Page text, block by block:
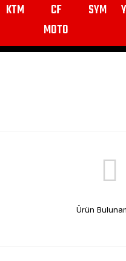
KTM
CF
MOTO
SYM
Ürün